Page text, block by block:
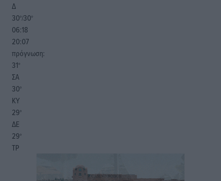
Δ
30°/30°
06:18
20:07
πρόγνωση:
31°
ΣΑ
30°
ΚΥ
29°
ΔΕ
29°
ΤΡ